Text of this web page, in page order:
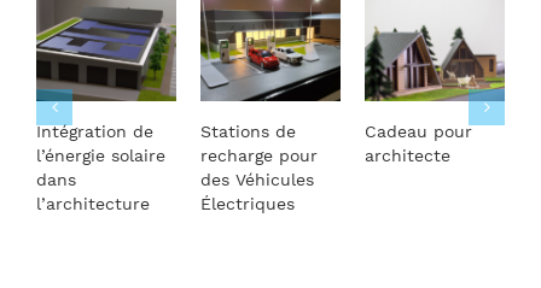
Intégration de
l’énergie solaire
dans
l’architecture
Stations de
recharge pour
des Véhicules
Électriques
Cadeau pour
architecte